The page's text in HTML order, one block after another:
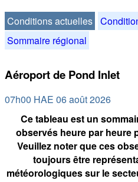
Conditions actuelles
Sommaire régional
Aéroport de Pond Inlet
07h00 HAE 06 août 2026
Ce tableau est un
observés heure par heure
Veuillez noter que ces
toujours être
météorologiques sur le